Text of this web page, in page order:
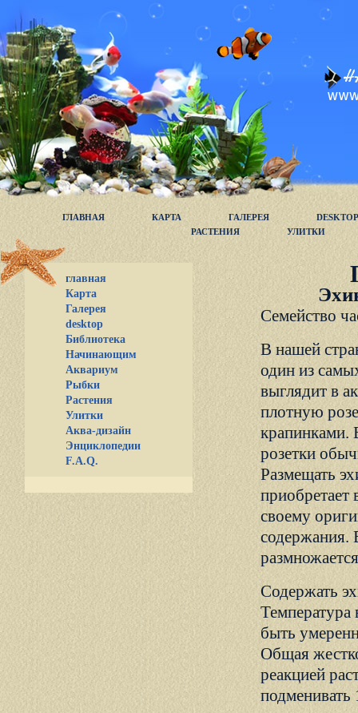
ГЛАВНАЯ КАРТА ГАЛЕРЕЯ
DESKTOP
РАСТЕНИЯ
УЛИТКИ
главная
Карта
Галерея
desktop
Библиотека
Начинающим
Аквариум
Рыбки
Растения
Улитки
Аква-дизайн
Энциклопедии
F.A.Q.
Семейство
В нашей
один из
выглядит в
плотную
крапинками.
розетки
Размещать
приобретает
своему
содержания.
Содержать
быть
Общая
реакцией